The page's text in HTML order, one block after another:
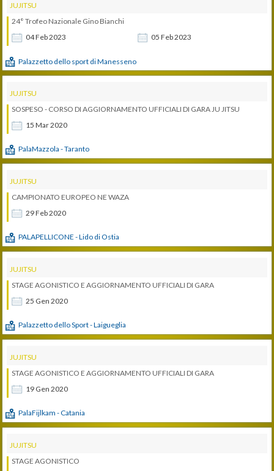
JUJITSU
04Feb2023 05 Feb2023
24° Trofeo Nazionale Gino Bianchi
Palazzetto dello sport di Manesseno
JUJITSU
15 Mar2020
SOSPESO - CORSO DI AGGIORNAMENTO UFFICIALI DI GARA JU JITSU
PalaMazzola - Taranto
JUJITSU
29Feb2020
CAMPIONATO EUROPEO NE WAZA
PALAPELLICONE - Lido di Ostia
JUJITSU
25 Gen 2020
STAGE AGONISTICO E AGGIORNAMENTO UFFICIALI DI GARA
Palazzetto dello Sport - Laigueglia
JUJITSU
19 Gen 2020
STAGE AGONISTICO E AGGIORNAMENTO UFFICIALI DI GARA
PalaFijlkam - Catania
JUJITSU
STAGE AGONISTICO